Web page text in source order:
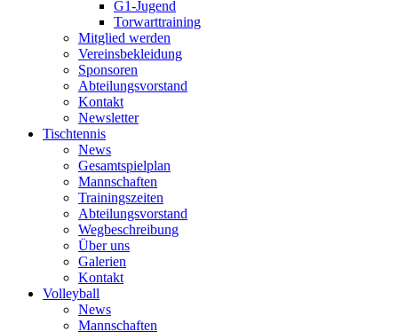
G1-Jugend
Torwarttraining
Mitglied werden
Vereinsbekleidung
Sponsoren
Abteilungsvorstand
Kontakt
Newsletter
Tischtennis
News
Gesamtspielplan
Mannschaften
Trainingszeiten
Abteilungsvorstand
Wegbeschreibung
Über uns
Galerien
Kontakt
Volleyball
News
Mannschaften